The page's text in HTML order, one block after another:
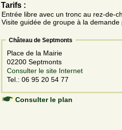
Tarifs :
Entrée libre avec un tronc au rez-de-
Visite guidée de groupe à la
Château de Septmonts
Place de la Mairie
02200 Septmonts
Consulter le site Internet
Tel.: 06 95 20 54 77
Consulter le plan